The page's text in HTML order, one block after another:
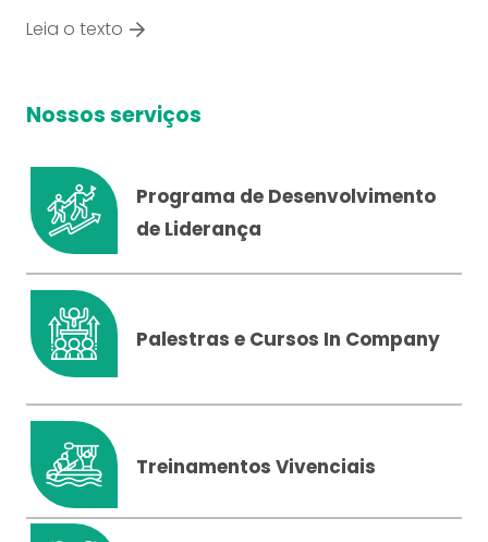
Leia o texto
Nossos serviços
Programa de Desenvolvimento
de Liderança
Palestras e Cursos In Company
Treinamentos Vivenciais